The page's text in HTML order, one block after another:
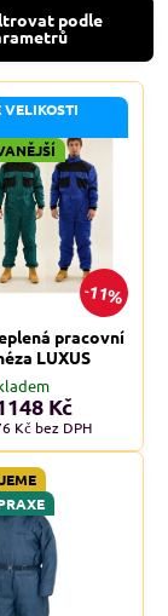
podle
11%
pracovní
LUXUS
Kč
Kč bez DPH